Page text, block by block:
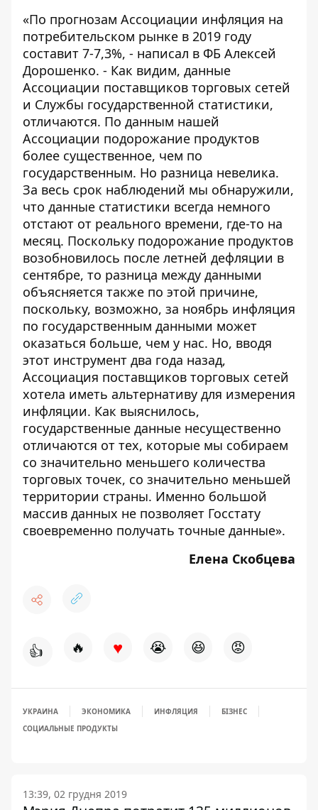
«По прогнозам Ассоциации инфляция на
потребительском рынке в 2019 году
составит 7-7,3%, - написал в ФБ Алексей
Дорошенко. - Как видим, данные
Ассоциации поставщиков торговых сетей
и Службы государственной статистики,
отличаются. По данным нашей
Ассоциации подорожание продуктов
более существенное, чем по
государственным. Но разница невелика.
За весь срок наблюдений мы обнаружили,
что данные статистики всегда немного
отстают от реального времени, где-то на
месяц. Поскольку подорожание продуктов
возобновилось после летней дефляции в
сентябре, то разница между данными
объясняется также по этой причине,
поскольку, возможно, за ноябрь инфляция
по государственным данными может
оказаться больше, чем у нас. Но, вводя
этот инструмент два года назад,
Ассоциация поставщиков торговых сетей
хотела иметь альтернативу для измерения
инфляции. Как выяснилось,
государственные данные несущественно
отличаются от тех, которые мы собираем
со значительно меньшего количества
торговых точек, со значительно меньшей
территории страны. Именно большой
массив данных не позволяет Госстату
своевременно получать точные данные».
Елена Скобцева
👍 🔥 ♥ 😭 😆 😡
УКРАИНА ЭКОНОМИКА ИНФЛЯЦИЯ
БІЗНЕС
СОЦИАЛЬНЫЕ ПРОДУКТЫ
13:39, 02 грудня 2019